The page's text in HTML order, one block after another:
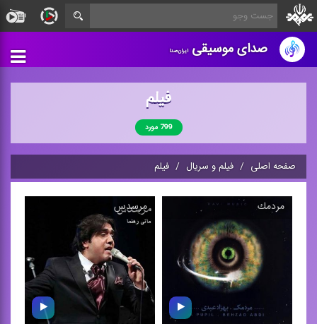
صدای موسیقیایران‌صدا
فیلم
799 مورد
صفحه اصلی فیلم و سریال فیلم
مردمك مرسدس